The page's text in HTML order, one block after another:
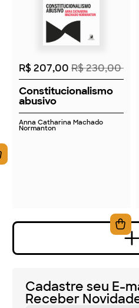
2026
R$ 207,00 R$ 230,00
Constitucionalismo
abusivo
Anna Catharina Machado
Normanton
Cadastre seu E-
Receber